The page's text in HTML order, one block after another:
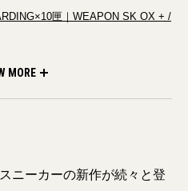
匣｜WEAPON SK OX + /
MORE
ニーカーの新作が続々と登